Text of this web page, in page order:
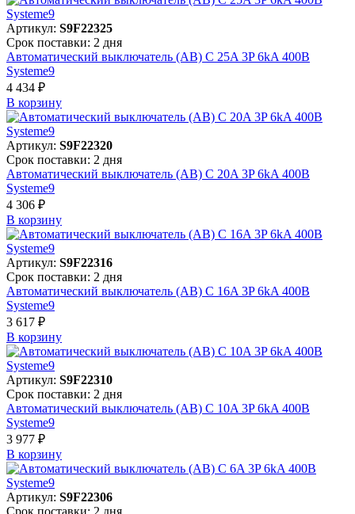
Артикул: S9F22325
Срок поставки: 2 дня
Автоматический выключатель (АВ) C 25A 3P 6kA 400В
Systeme9
4 434 ₽
В корзинy
Артикул: S9F22320
Срок поставки: 2 дня
Автоматический выключатель (АВ) C 20A 3P 6kA 400В
Systeme9
4 306 ₽
В корзинy
Артикул: S9F22316
Срок поставки: 2 дня
Автоматический выключатель (АВ) C 16A 3P 6kA 400В
Systeme9
3 617 ₽
В корзинy
Артикул: S9F22310
Срок поставки: 2 дня
Автоматический выключатель (АВ) C 10A 3P 6kA 400В
Systeme9
3 977 ₽
В корзинy
Артикул: S9F22306
Срок поставки: 2 дня